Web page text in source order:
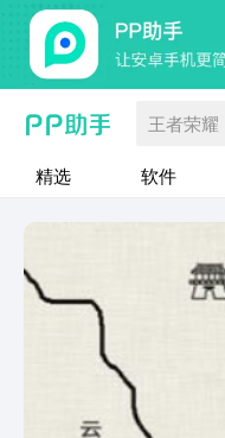
王者荣耀
精选 软件